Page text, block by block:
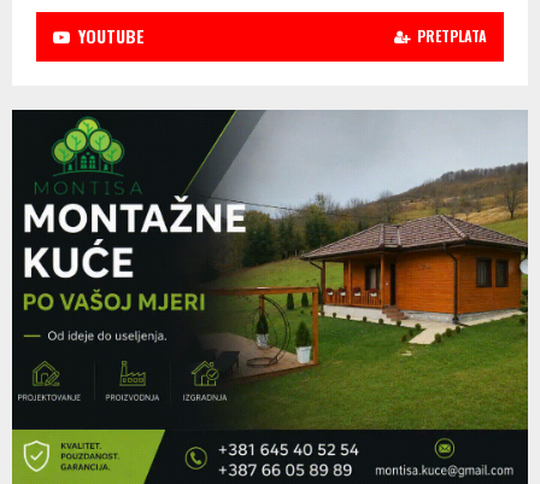
YOUTUBE PRETPLATA